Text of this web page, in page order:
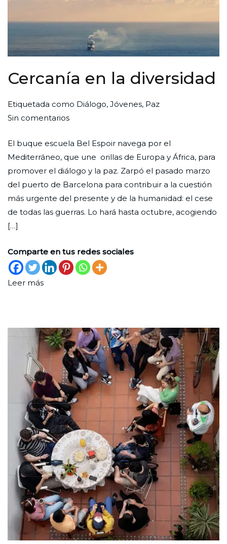
Cercanía en la diversidad
Por
Redaccion
Nueva
Publicada
el
de
agosto
de
2025
Publicada
en
Etiquetada como Diálogo, Jóvenes, Paz
Sin comentariosen
en
la
diversidad
El buque escuela Bel Espoir navega por el
Mediterráneo, que une orillas de Europa y África, para
promover el diálogo y la paz. Zarpó el pasado marzo
del puerto de Barcelona para contribuir a la cuestión
más urgente del presente y de la humanidad: el cese
de todas las guerras. Lo hará hasta octubre, acogiendo
[…]
Comparte en tus redes sociales
Leer más